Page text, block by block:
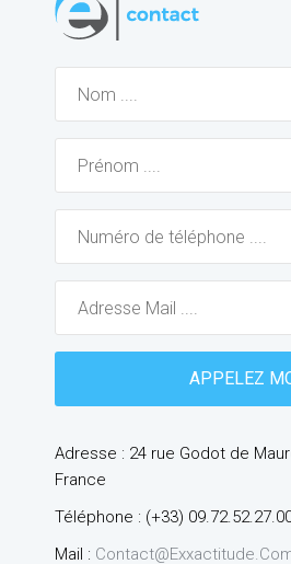
Adresse : 24 rue Godot de
France
Téléphone : (+33)
Mail :